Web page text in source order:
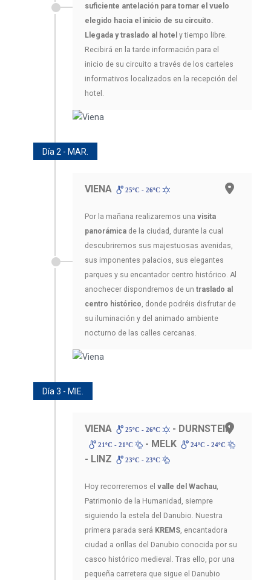
suficiente antelación para tomar el vuelo
elegido hacia el inicio de su circuito.
Llegada y traslado al hotel y tiempo libre.
Recibirá en la tarde información para el
inicio de su circuito a través de los carteles
informativos localizados en la recepción del
hotel.
Día 2 - MAR.
VIENA 25ºC - 26ºC
Por la mañana realizaremos una visita
panorámica de la ciudad, durante la cual
descubriremos sus majestuosas avenidas,
sus imponentes palacios, sus elegantes
parques y su encantador centro histórico. Al
anochecer dispondremos de un traslado al
centro histórico , donde podréis disfrutar de
su iluminación y del animado ambiente
nocturno de las calles cercanas.
Día 3 - MIE.
VIENA 25ºC - 26ºC - DURNSTEIN
21ºC - 21ºC - MELK 24ºC - 24ºC
- LINZ 23ºC - 23ºC
Hoy recorreremos el valle del Wachau
Patrimonio de la Humanidad, siempre
siguiendo la estela del Danubio. Nuestra
primera parada será KREMS , encantadora
ciudad a orillas del Danubio conocida por su
casco histórico medieval. Tras ello, por una
pequeña carretera que sigue el Danubio